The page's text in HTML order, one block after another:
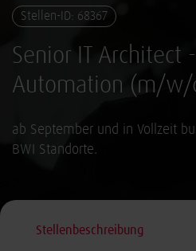
Stellen-ID: 68367
Senior IT Architect
Automation (m/w/
ab September und in Vollzeit
BWI Standorte.
Stellenbeschreibung